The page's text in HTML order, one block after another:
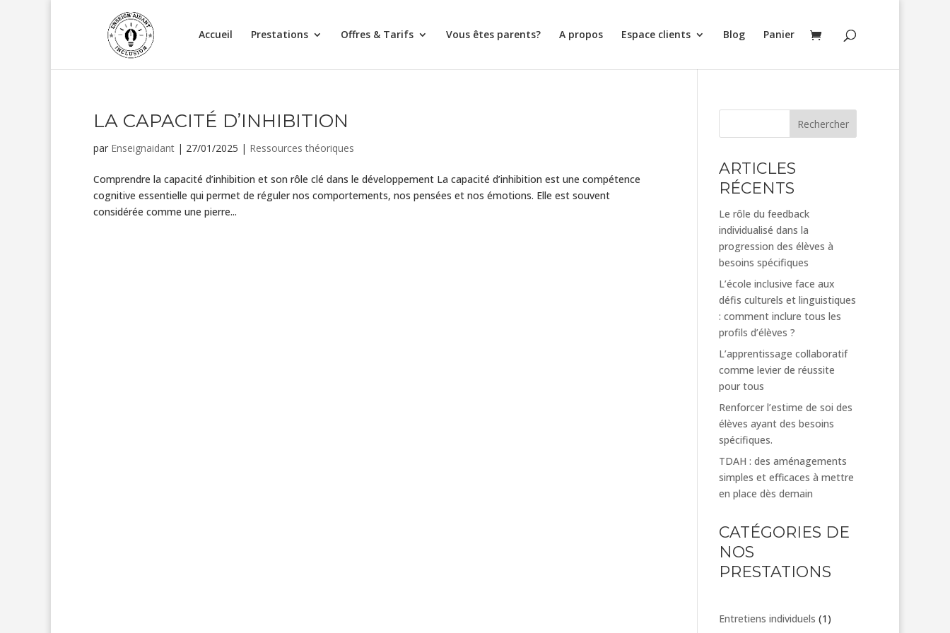
Accueil Prestations Offres & Tarifs Vous êtes parents? A propos Espace clients Blog Panier
LA CAPACITÉ D’INHIBITION
par Enseignaidant | 27/01/2025 | Ressources théoriques
Comprendre la capacité d’inhibition et son rôle clé dans le développement La capacité d’inhibition est une compétence
cognitive essentielle qui permet de réguler nos comportements, nos pensées et nos émotions. Elle est souvent
considérée comme une pierre...
Rechercher
ARTICLES
RÉCENTS
Le rôle du feedback
individualisé dans la
progression des élèves à
besoins spécifiques
L’école inclusive face aux
défis culturels et linguistiques
: comment inclure tous les
profils d’élèves ?
L’apprentissage collaboratif
comme levier de réussite
pour tous
Renforcer l’estime de soi des
élèves ayant des besoins
spécifiques.
TDAH : des aménagements
simples et efficaces à mettre
en place dès demain
CATÉGORIES DE
NOS
PRESTATIONS
Entretiens individuels 1 1